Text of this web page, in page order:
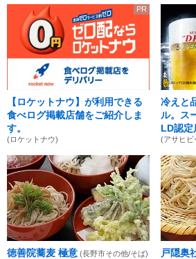
PR
【ロケットナウ】が利用できる
食べログ掲載店舗をご紹介しま
す。
(ロケットナウ)
冷えと
ル。ス
LD認定
(アサヒビ
徳善院蕎麦 極意 (長野市その他/そば) 戸隠奥